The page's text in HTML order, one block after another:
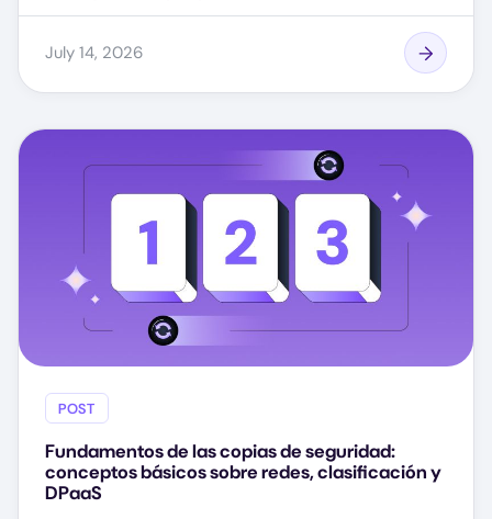
July 14, 2026
POST
Fundamentos de las copias de seguridad:
conceptos básicos sobre redes, clasificación y
DPaaS